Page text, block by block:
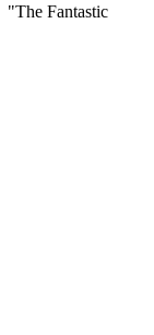
"The Fantastic